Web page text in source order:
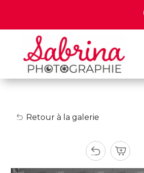
Retour à la galerie